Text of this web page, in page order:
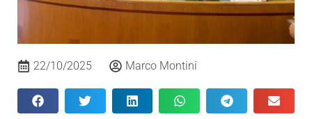
22/10/2025 Marco Montini